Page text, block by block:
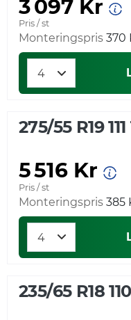
3 097 Kr
Pris / st
Monteringspris 370
275/55 R19 111
5 516 Kr
Pris / st
Monteringspris 385
235/65 R18